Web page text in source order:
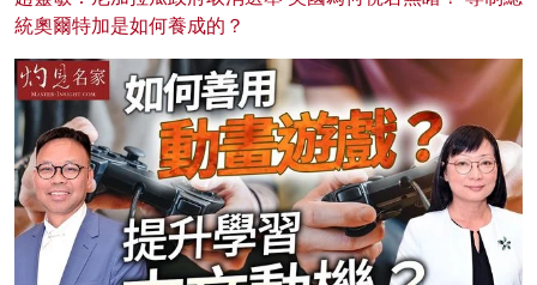
統奧爾特加是如何養成的？